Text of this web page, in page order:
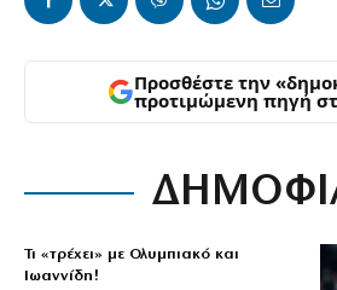
Προσθέστε την
προτιμώμενη πηγή
Τι «τρέχει» με Ολυμπιακό και
Ιωαννίδη!